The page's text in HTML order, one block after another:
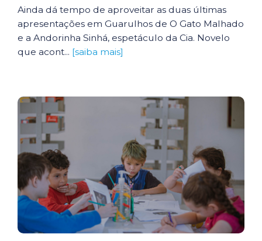
Ainda dá tempo de aproveitar as duas últimas
apresentações em Guarulhos de O Gato Malhado
e a Andorinha Sinhá, espetáculo da Cia. Novelo
que acont... [saiba mais]